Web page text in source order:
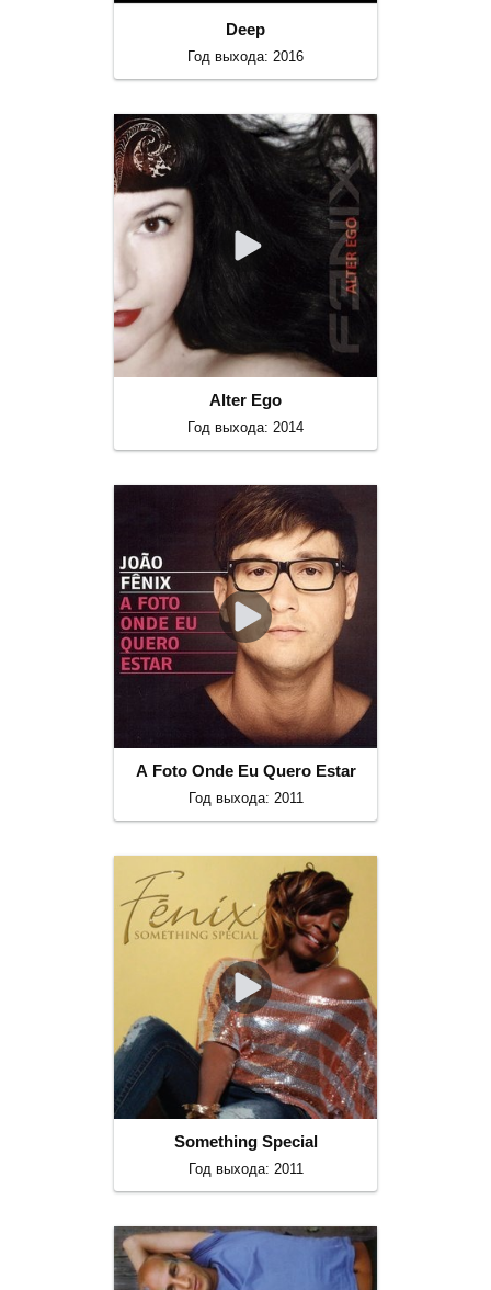
Deep
Год выхода: 2016
Alter Ego
Год выхода: 2014
A Foto Onde Eu Quero Estar
Год выхода: 2011
Something Special
Год выхода: 2011